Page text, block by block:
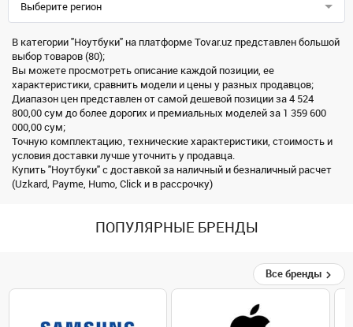
Выберите регион
В категории "Ноутбуки" на платформе Tovar.uz представлен большой
выбор товаров (80);
Вы можете просмотреть описание каждой позиции, ее
характеристики, сравнить модели и цены у разных продавцов;
Диапазон цен представлен от самой дешевой позиции за 4 524
800,00 сум до более дорогих и премиальных моделей за 1 359 600
000,00 сум;
Точную комплектацию, технические характеристики, стоимость и
условия доставки лучше уточнить у продавца.
Купить "Ноутбуки" с доставкой за наличный и безналичный расчет
(Uzkard, Payme, Humo, Click и в рассрочку)
ПОПУЛЯРНЫЕ БРЕНДЫ
Все бренды